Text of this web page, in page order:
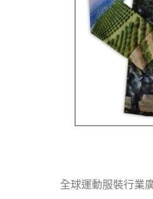
全球運動服裝行業